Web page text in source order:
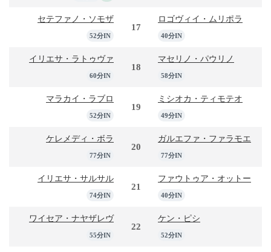
セテファノ・ソモザ
52分IN
17
ロゴヴィイ・ムリポラ
40分IN
イリエサ・ラトゥヴァ
60分IN
18
マセリノ・パウリノ
58分IN
マラカイ・ラブロ
52分IN
19
ミシオカ・ティモテオ
49分IN
ケレメディ・ボラ
77分IN
20
ガルエファ・ファラモエ
77分IN
イリエサ・サルサル
74分IN
21
ファウトゥア・オットー
40分IN
ワイセア・ナヤザレヴ
55分IN
22
ケン・ピシ
52分IN